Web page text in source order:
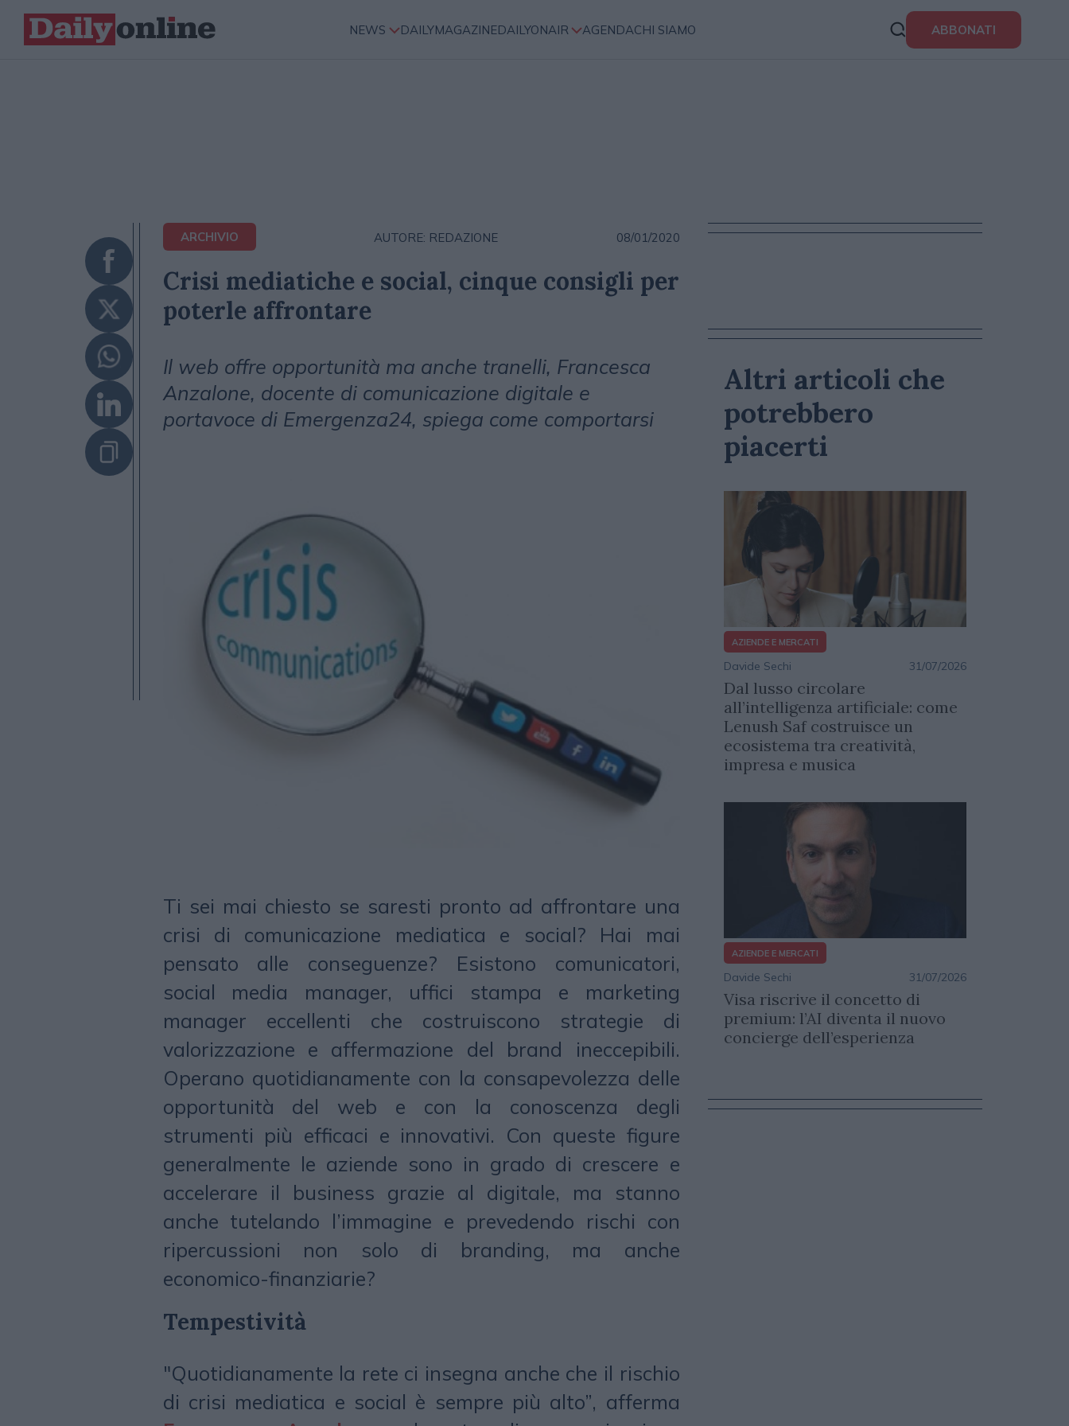
NEWS DAILYMAGAZINEDAILYONAIR AGENDACHI SIAMO ABBONATI
ARCHIVIO AUTORE: REDAZIONE 08/01/2020
Crisi mediatiche e social, cinque consigli per
poterle affrontare
Il web offre opportunità ma anche tranelli, Francesca
Anzalone, docente di comunicazione digitale e
portavoce di Emergenza24, spiega come comportarsi
Ti sei mai chiesto se saresti pronto ad affrontare una
crisi di comunicazione mediatica e social? Hai mai
pensato alle conseguenze? Esistono comunicatori,
social media manager, uffici stampa e marketing
manager eccellenti che costruiscono strategie di
valorizzazione e affermazione del brand ineccepibili.
Operano quotidianamente con la consapevolezza delle
opportunità del web e con la conoscenza degli
strumenti più efficaci e innovativi. Con queste figure
generalmente le aziende sono in grado di crescere e
accelerare il business grazie al digitale, ma stanno
anche tutelando l’immagine e prevedendo rischi con
ripercussioni non solo di branding, ma anche
economico-finanziarie?
Tempestività
"Quotidianamente la rete ci insegna anche che il rischio
di crisi mediatica e social è sempre più alto”, afferma
Altri articoli che
potrebbero
piacerti
AZIENDE E MERCATI
Davide Sechi 31/07/2026
Dal lusso circolare
all’intelligenza artificiale: come
Lenush Saf costruisce un
ecosistema tra creatività,
impresa e musica
AZIENDE E MERCATI
Davide Sechi 31/07/2026
Visa riscrive il concetto di
premium: l’AI diventa il nuovo
concierge dell’esperienza